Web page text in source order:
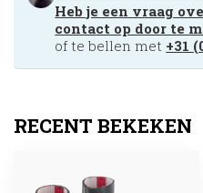
Heb je een vraag
contact op door te
of te bellen met +31
RECENT BEKEKEN